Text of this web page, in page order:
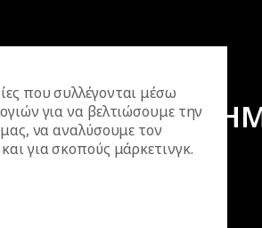
που συλλέγονται μέσω
για να βελτιώσουμε την
να αναλύσουμε τον
για σκοπούς μάρκετινγκ.